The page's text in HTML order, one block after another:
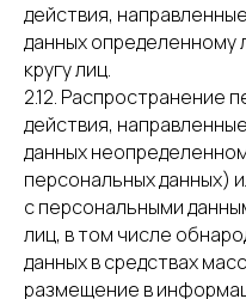
действия,
данных определенному
кругу лиц.
2.12. Распространение
действия,
данных
персональных данных)
с персональными
лиц, в том числе
данных в средствах
размещение в